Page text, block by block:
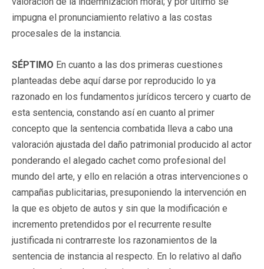
impugna el pronunciamiento relativo a las costas
procesales de la instancia.
SÉPTIMO En cuanto a las dos primeras cuestiones
planteadas debe aquí darse por reproducido lo ya
razonado en los fundamentos jurídicos tercero y cuarto de
esta sentencia, constando así en cuanto al primer
concepto que la sentencia combatida lleva a cabo una
valoración ajustada del daño patrimonial producido al actor
ponderando el alegado cachet como profesional del
mundo del arte, y ello en relación a otras intervenciones o
campañas publicitarias, presuponiendo la intervención en
la que es objeto de autos y sin que la modificación e
incremento pretendidos por el recurrente resulte
justificada ni contrarreste los razonamientos de la
sentencia de instancia al respecto. En lo relativo al daño